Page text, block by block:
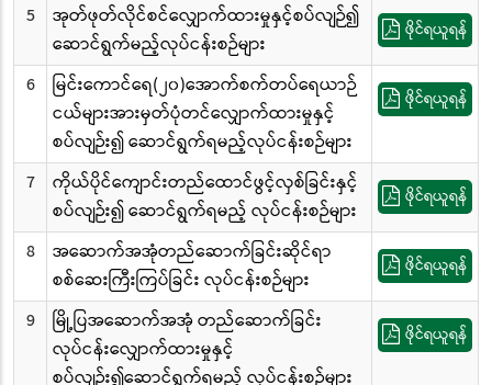
5
အုတ်ဖုတ်လိုင်စင်လျှောက်ထားမှုနှင့်စပ်လျဉ်၍
ဆောင်ရွက်မည့်လုပ်ငန်းစဉ်များ
ဖိုင်ရယူရန်
6
မြင်းကောင်ရေ(၂၀)အောက်စက်တပ်ရေယာဉ်
ငယ်များအားမှတ်ပုံတင်လျှောက်ထားမှုနှင့်
စပ်လျဉ်း၍ ဆောင်ရွက်ရမည့်လုပ်ငန်းစဉ်များ
ဖိုင်ရယူရန်
7
ကိုယ်ပိုင်ကျောင်းတည်ထောင်ဖွင့်လှစ်ခြင်းနှင့်
စပ်လျဉ်း၍ ဆောင်ရွက်ရမည့် လုပ်ငန်းစဉ်များ
ဖိုင်ရယူရန်
8
အဆောက်အအုံတည်ဆောက်ခြင်းဆိုင်ရာ
စစ်ဆေးကြီးကြပ်ခြင်း လုပ်ငန်းစဉ်များ
ဖိုင်ရယူရန်
9
မြို့ပြအဆောက်အအုံ တည်ဆောက်ခြင်း
လုပ်ငန်းလျှောက်ထားမှုနှင့်
စပ်လျဉ်း၍ဆောင်ရွက်ရမည့် လုပ်ငန်းစဉ်များ
ဖိုင်ရယူရန်